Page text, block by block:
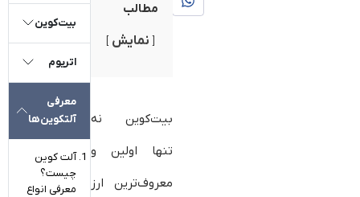
مطالب
نمایش
بیت‌کوین نه
تنها اولین و
معروف‌ترین ارز
بیت‌کوین
اتریوم
معرفی
آلتکوین‌ها
آلت کوین
چیست؟
معرفی انواع